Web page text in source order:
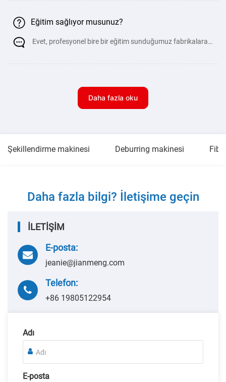
Eğitim sağlıyor musunuz?
Daha fazla oku
Şekillendirme makinesi Deburring makinesi
Daha fazla bilgi? İletişime geçin
İLETİŞİM
E-posta:
jeanie@jianmeng.com
Telefon:
+86 19805122954
Adı
E-posta